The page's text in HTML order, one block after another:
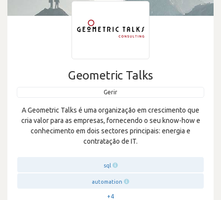
Geometric Talks
Gerir
A Geometric Talks é uma organização em crescimento que
cria valor para as empresas, fornecendo o seu know-how e
conhecimento em dois sectores principais: energia e
contratação de IT.
sql
automation
+4